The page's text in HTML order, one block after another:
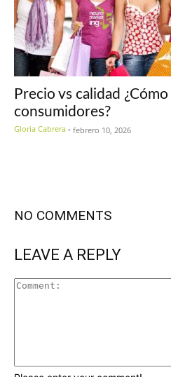
Precio vs calidad
consumidores?
Gloria Cabrera - febrero 10, 2026
NO COMMENTS
LEAVE A REPLY